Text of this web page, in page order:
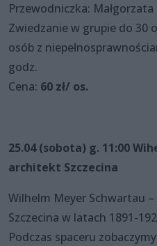
Przewodniczka: Małgorzata
Zwiedzanie w grupie do 30
osób z
godz.
Cena: 60 zł/ os.
25.04 (sobota) g. 11:00
architekt Szczecina
Wilhelm Meyer Schwartau –
Szczecina w latach 1891-
Podczas spaceru